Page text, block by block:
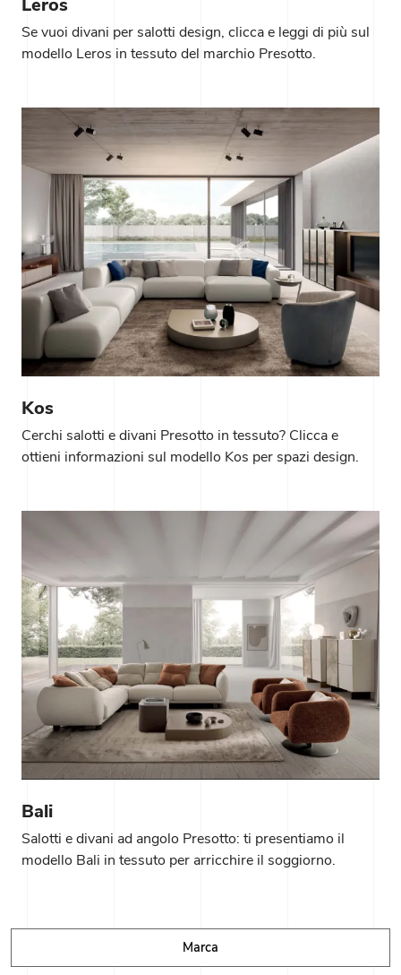
Leros
Se vuoi divani per salotti design, clicca e leggi di più sul
modello Leros in tessuto del marchio Presotto.
Kos
Cerchi salotti e divani Presotto in tessuto? Clicca e
ottieni informazioni sul modello Kos per spazi design.
Bali
Salotti e divani ad angolo Presotto: ti presentiamo il
modello Bali in tessuto per arricchire il soggiorno.
Marca